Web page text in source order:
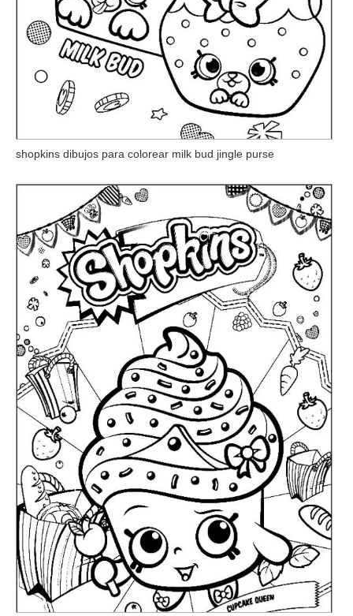
shopkins dibujos para colorear milk bud jingle purse